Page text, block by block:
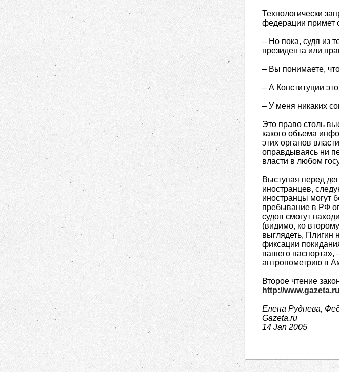
Технологически
федерации примет
– Но пока, судя из
президента или
– Вы понимаете,
– А Конституции
– У меня никаких
Это право столь
какого объема
этих органов
оправдываясь ни
власти в любом
Выступая перед
иностранцев,
иностранцы могут
пребывание в РФ
судов смогут
(видимо, ко
выглядеть,
фиксации
вашего паспорта»,
антропометрию в
Второе чтение
http://
Елена Руднева,
Gazeta.ru
14 Jan 2005